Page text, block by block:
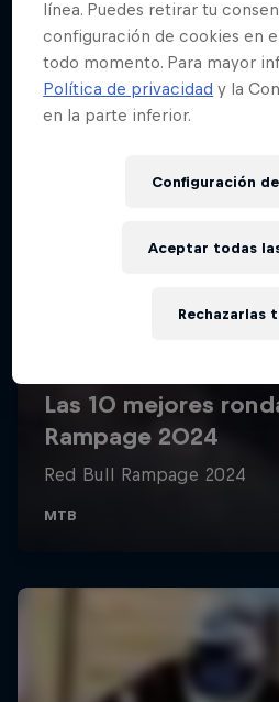
línea. Puedes retirar tu
configuración de cookies en
todo momento. Para mayor
Política de privacidad y la
en la parte inferior.
Configuración
Rechazarlas
Aceptar todas